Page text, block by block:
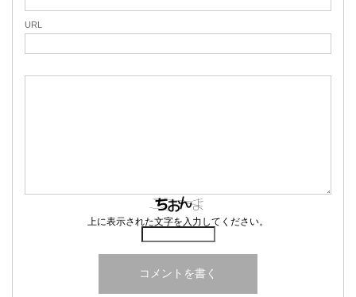
URL
上に表示された文字を入力してください。